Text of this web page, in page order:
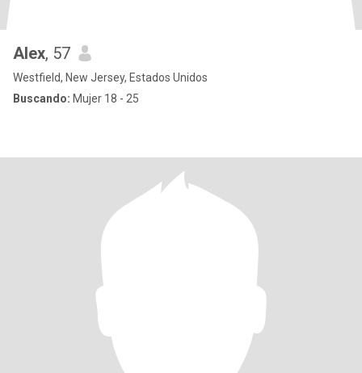
Alex, 57
Westfield, New Jersey, Estados Unidos
Buscando: Mujer 18 - 25